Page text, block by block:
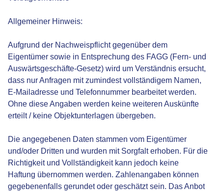
Allgemeiner Hinweis:
Aufgrund der Nachweispflicht gegenüber dem
Eigentümer sowie in Entsprechung des FAGG (Fern- und
Auswärtsgeschäfte-Gesetz) wird um Verständnis ersucht,
dass nur Anfragen mit zumindest vollständigem Namen,
E-Mailadresse und Telefonnummer bearbeitet werden.
Ohne diese Angaben werden keine weiteren Auskünfte
erteilt / keine Objektunterlagen übergeben.
Die angegebenen Daten stammen vom Eigentümer
und/oder Dritten und wurden mit Sorgfalt erhoben. Für die
Richtigkeit und Vollständigkeit kann jedoch keine
Haftung übernommen werden. Zahlenangaben können
gegebenenfalls gerundet oder geschätzt sein. Das Anbot